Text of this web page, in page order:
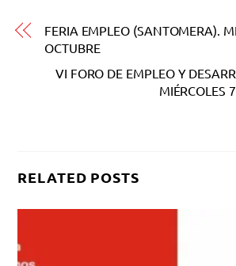
FERIA EMPLEO (SANTOMERA).
OCTUBRE
VI FORO DE EMPLEO Y
MIÉRCOLES
RELATED POSTS